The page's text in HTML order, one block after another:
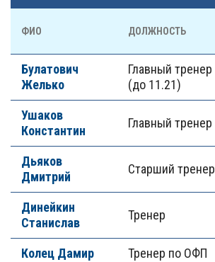
ФИО ДОЛЖНОСТЬ
Булатович
Желько
Главный тренер
(до 11.21)
Ушаков
Константин
Главный тренер
Дьяков
Дмитрий
Старший тренер
Динейкин
Станислав
Тренер
Колец Дамир Тренер по ОФП